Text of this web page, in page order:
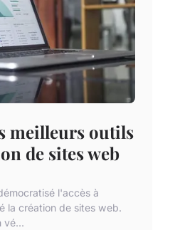
meilleurs outils
de sites web
l'accès à
la création de sites web.
vé...